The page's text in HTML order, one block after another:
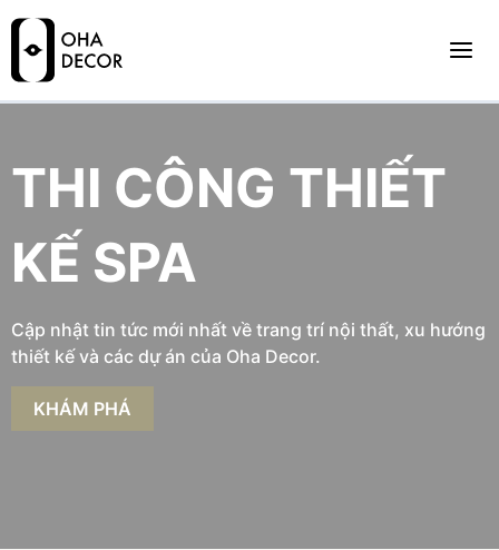
THI CÔNG THIẾT
KẾ SPA
Cập nhật tin tức mới nhất về trang trí nội thất, xu hướng
thiết kế và các dự án của Oha Decor.
KHÁM PHÁ